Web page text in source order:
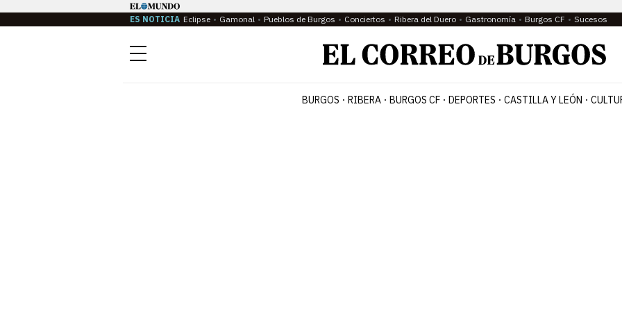
ES NOTICIA Eclipse Gamonal Pueblos de Burgos Conciertos Ribera del Duero Gastronomía Burgos CF Sucesos
Menú
BURGOS RIBERA BURGOS CF DEPORTES CASTILLA Y LEÓN